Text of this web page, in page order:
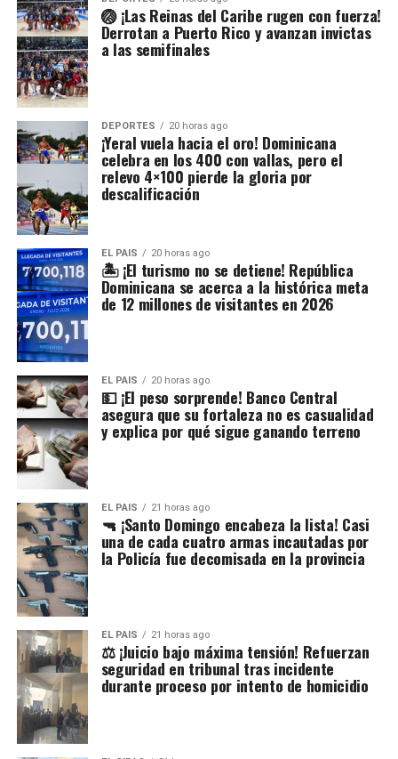
🏐 ¡Las Reinas del Caribe rugen con fuerza!
Derrotan a Puerto Rico y avanzan invictas
a las semifinales
DEPORTES 20 horas ago
¡Yeral vuela hacia el oro! Dominicana
celebra en los 400 con vallas, pero el
relevo 4×100 pierde la gloria por
descalificación
EL PAIS 20 horas ago
🏝️ ¡El turismo no se detiene! República
Dominicana se acerca a la histórica meta
de 12 millones de visitantes en 2026
EL PAIS 20 horas ago
💵 ¡El peso sorprende! Banco Central
asegura que su fortaleza no es casualidad
y explica por qué sigue ganando terreno
EL PAIS 21 horas ago
🔫 ¡Santo Domingo encabeza la lista! Casi
una de cada cuatro armas incautadas por
la Policía fue decomisada en la provincia
EL PAIS 21 horas ago
⚖️ ¡Juicio bajo máxima tensión! Refuerzan
seguridad en tribunal tras incidente
durante proceso por intento de homicidio